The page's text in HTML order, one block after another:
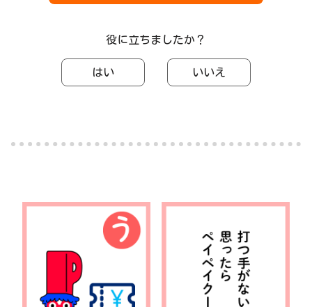
役に立ちましたか？
はい いいえ